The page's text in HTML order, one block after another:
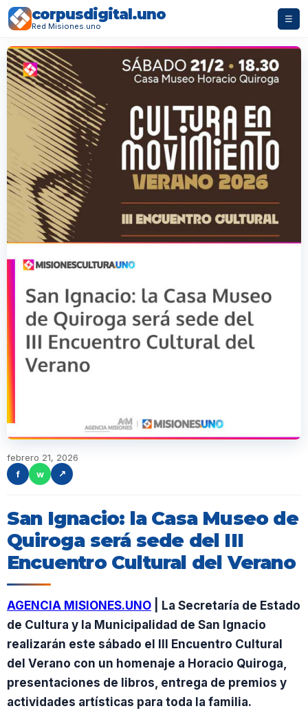
corpusdigital.uno
Red Misiones.uno
☰
febrero 21, 2026
f
w ↗
San Ignacio: la Casa Museo de
Quiroga será sede del III
Encuentro Cultural del Verano
AGENCIA MISIONES.UNO | La Secretaría de Estado
de Cultura y la Municipalidad de San Ignacio
realizarán este sábado el III Encuentro Cultural
del Verano con un homenaje a Horacio Quiroga,
presentaciones de libros, entrega de premios y
actividades artísticas para toda la familia.